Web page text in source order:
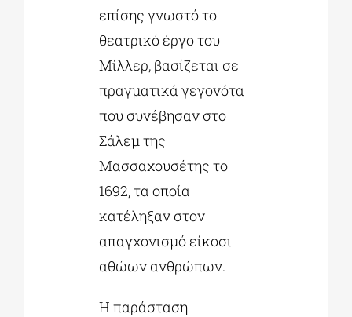
επίσης γνωστό το
θεατρικό έργο του
Μίλλερ, βασίζεται σε
πραγματικά γεγονότα
που συνέβησαν στο
Σάλεμ της
Μασσαχουσέτης το
1692, τα οποία
κατέληξαν στον
απαγχονισμό είκοσι
αθώων ανθρώπων.
Η παράσταση